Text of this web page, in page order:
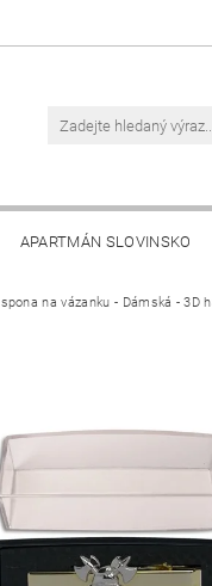
APARTMÁN SLOVINSKO
spona na vázanku - Dámská - 3D